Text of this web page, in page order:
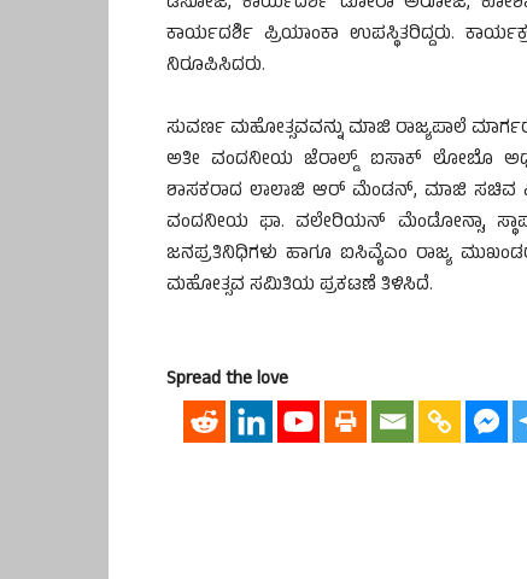
ಕಾರ್ಯದರ್ಶಿ ಪ್ರಿಯಾಂಕಾ ಉಪಸ್ಥಿತರಿದ್ದರು.
ನಿರೂಪಿಸಿದರು.
ಸುವರ್ಣ ಮಹೋತ್ಸವವನ್ನು ಮಾಜಿ ರಾಜ್ಯಪಾಲೆ
ಅತೀ ವಂದನೀಯ ಜೆರಾಲ್ಡ್ ಐಸಾಕ್ ಲೋಬೊ
ಶಾಸಕರಾದ ಲಾಲಾಜಿ ಆರ್ ಮೆಂಡನ್, ಮಾಜಿ ಸಚಿವ
ವಂದನೀಯ ಫಾ. ವಲೇರಿಯನ್ ಮೆಂಡೋನ್ಸಾ,
ಜನಪ್ರತಿನಿಧಿಗಳು ಹಾಗೂ ಐಸಿವೈಎಂ ರಾಜ್ಯ
ಮಹೋತ್ಸವ ಸಮಿತಿಯ ಪ್ರಕಟಣೆ ತಿಳಿಸಿದೆ.
Spread the love